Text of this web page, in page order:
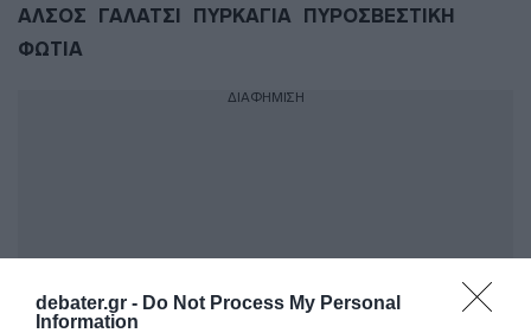
debater.gr - Do Not Process My Personal
Information
ΑΛΣΟΣ ΓΑΛΑΤΣΙ ΠΥΡΚΑΓΙΑ
ΠΥΡΟΣΒΕΣΤΙΚΗ
ΦΩΤΙΑ
ΔΙΑΦΗΜΙΣΗ